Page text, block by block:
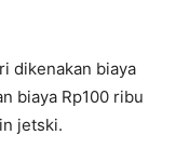
dikenakan biaya
biaya Rp100 ribu
jetski.